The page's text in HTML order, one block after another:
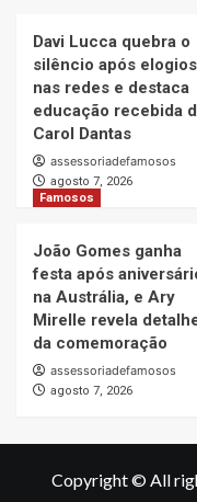
Davi Lucca quebra o
silêncio após elogios
nas redes e destaca
educação recebida
Carol Dantas
assessoriadefamosos
agosto 7, 2026
Famosos
João Gomes ganha
festa após
na Austrália, e Ary
Mirelle revela
da comemoração
assessoriadefamosos
agosto 7, 2026
Copyright © All